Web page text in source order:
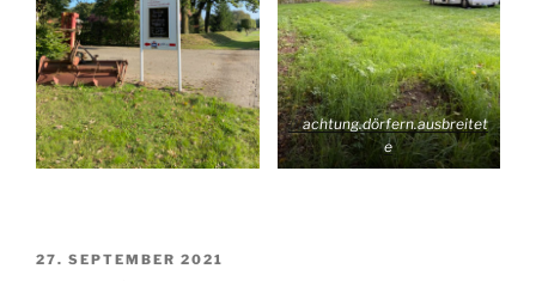
///achtung.dörfern.ausbreitet
e
VERÖFFENTLICHT
27. SEPTEMBER 2021